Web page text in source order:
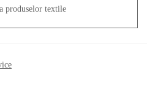
produselor textile